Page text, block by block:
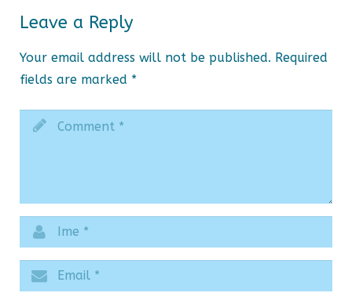
Leave a Reply
Your email address will not be published. Required
fields are marked *